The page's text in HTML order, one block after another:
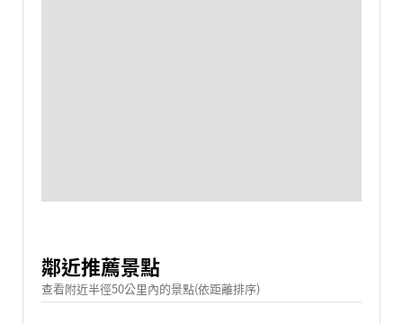
鄰近推薦景點
查看附近半徑50公里內的景點(依距離排序)